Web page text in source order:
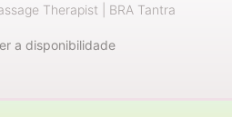
Therapist | BRA Tantra
a disponibilidade